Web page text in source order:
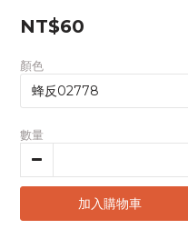
NT$60
顏色
數量
加入購物車